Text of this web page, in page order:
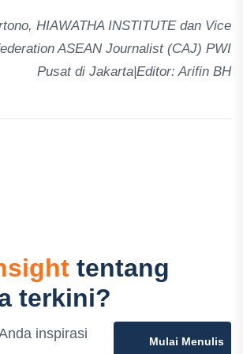
HIAWATHA INSTITUTE dan Vice
ASEAN Journalist (CAJ) PWI
Pusat di Jakarta|Editor: Arifin BH
tentang
terkini?
inspirasi
Mulai Menulis